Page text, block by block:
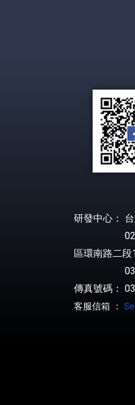
研發中心：
02 2709
區環南路二
03 402
傳真號碼：
客服信箱 ：